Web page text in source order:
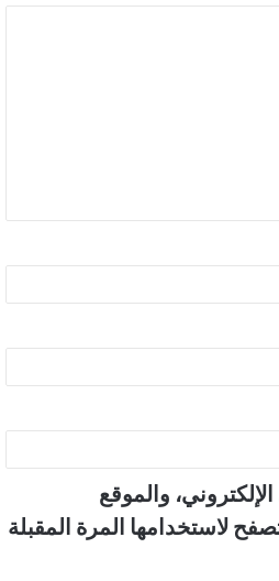
والموقع
لاستخدامها المرة المقبلة